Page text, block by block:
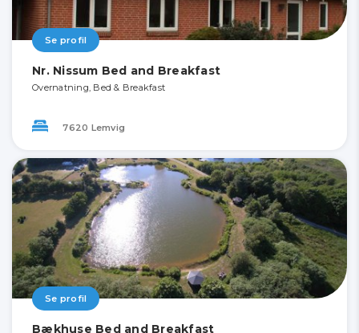
Se profil
Nr. Nissum Bed and Breakfast
Overnatning, Bed & Breakfast
7620 Lemvig
Se profil
Bækhuse Bed and Breakfast